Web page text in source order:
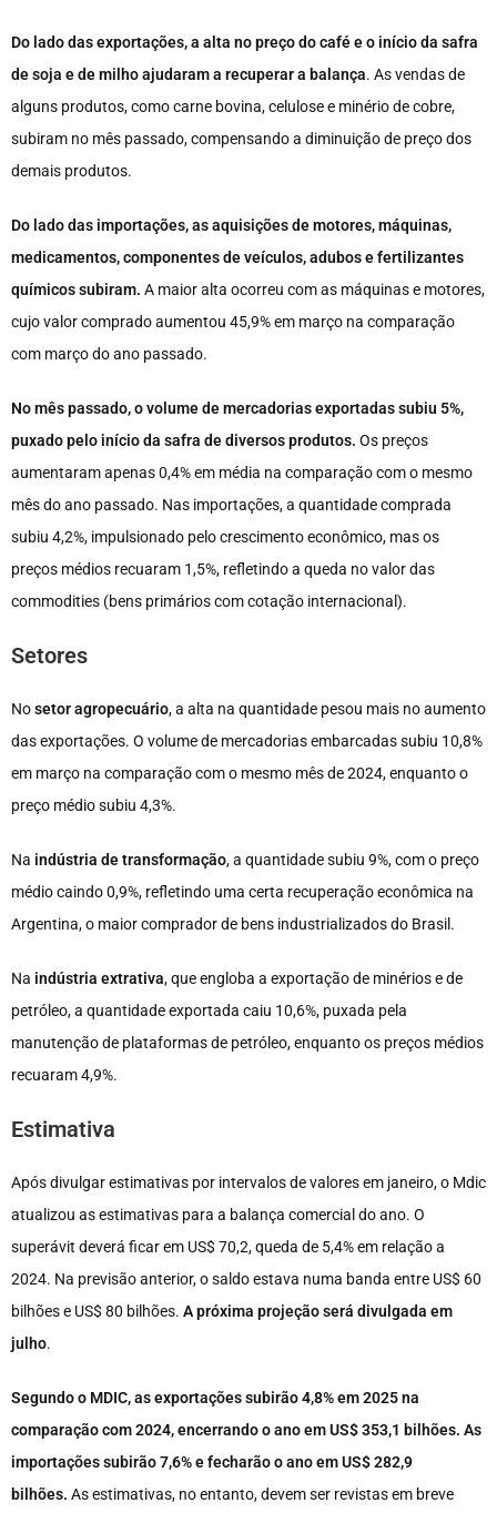
Do lado das exportações, a alta no preço do café e o início da safra
de soja e de milho ajudaram a recuperar a balança. As vendas de
alguns produtos, como carne bovina, celulose e minério de cobre,
subiram no mês passado, compensando a diminuição de preço dos
demais produtos.
Do lado das importações, as aquisições de motores, máquinas,
medicamentos, componentes de veículos, adubos e fertilizantes
químicos subiram. A maior alta ocorreu com as máquinas e motores,
cujo valor comprado aumentou 45,9% em março na comparação
com março do ano passado.
No mês passado, o volume de mercadorias exportadas subiu 5%,
puxado pelo início da safra de diversos produtos. Os preços
aumentaram apenas 0,4% em média na comparação com o mesmo
mês do ano passado. Nas importações, a quantidade comprada
subiu 4,2%, impulsionado pelo crescimento econômico, mas os
preços médios recuaram 1,5%, refletindo a queda no valor das
commodities (bens primários com cotação internacional).
Setores
Nosetor agropecuário, a alta na quantidade pesou mais no aumento
das exportações. O volume de mercadorias embarcadas subiu 10,8%
em março na comparação com o mesmo mês de 2024, enquanto o
preço médio subiu 4,3%.
Na indústria de transformação, a quantidade subiu 9%, com o preço
médio caindo 0,9%, refletindo uma certa recuperação econômica na
Argentina, o maior comprador de bens industrializados do Brasil.
Na indústria extrativa, que engloba a exportação de minérios e de
petróleo, a quantidade exportada caiu 10,6%, puxada pela
manutenção de plataformas de petróleo, enquanto os preços médios
recuaram 4,9%.
Estimativa
Após divulgar estimativas por intervalos de valores em janeiro, o Mdic
atualizou as estimativas para a balança comercial do ano. O
superávit deverá ficar em US$ 70,2, queda de 5,4% em relação a
2024. Na previsão anterior, o saldo estava numa banda entre US$ 60
bilhões e US$ 80 bilhões. A próxima projeção será divulgada em
julho.
Segundo o MDIC, as exportações subirão 4,8% em 2025 na
comparação com 2024, encerrando o ano em US$ 353,1 bilhões. As
importações subirão 7,6% e fecharão o ano em US$ 282,9
bilhões. As estimativas, no entanto, devem ser revistas em breve